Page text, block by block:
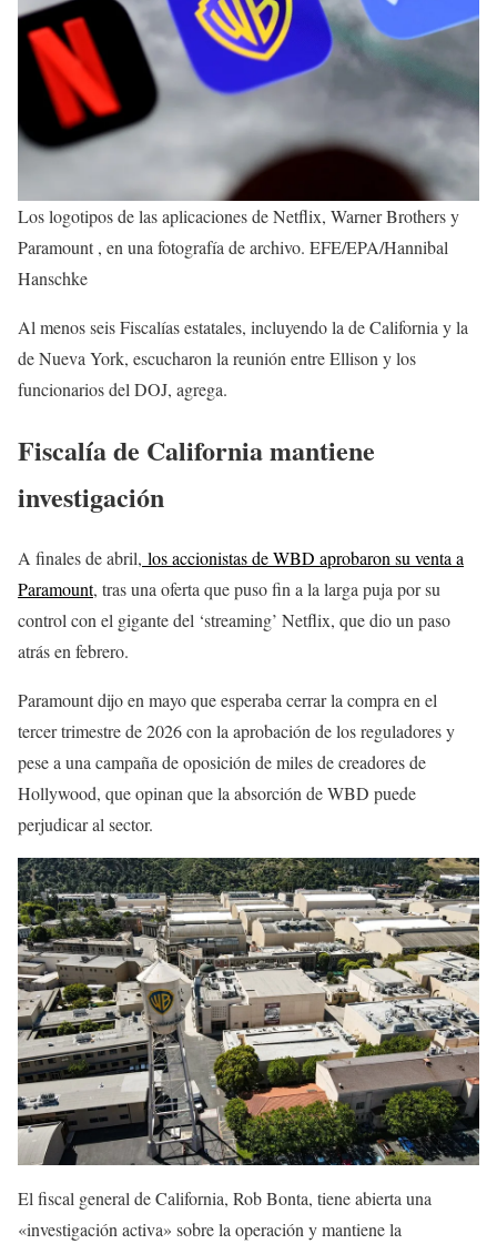
Los logotipos de las aplicaciones de Netflix, Warner Brothers y
Paramount , en una fotografía de archivo. EFE/EPA/Hannibal
Hanschke
Al menos seis Fiscalías estatales, incluyendo la de California y la
de Nueva York, escucharon la reunión entre Ellison y los
funcionarios del DOJ, agrega.
Fiscalía de California mantiene
investigación
A finales de abril, los accionistas de WBD aprobaron su venta a
Paramount, tras una oferta que puso fin a la larga puja por su
control con el gigante del ‘streaming’ Netflix, que dio un paso
atrás en febrero.
Paramount dijo en mayo que esperaba cerrar la compra en el
tercer trimestre de 2026 con la aprobación de los reguladores y
pese a una campaña de oposición de miles de creadores de
Hollywood, que opinan que la absorción de WBD puede
perjudicar al sector.
El fiscal general de California, Rob Bonta, tiene abierta una
«investigación activa» sobre la operación y mantiene la